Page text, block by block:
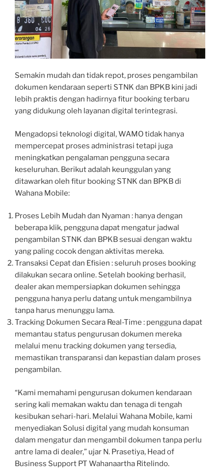
Semakin mudah dan tidak repot, proses pengambilan
dokumen kendaraan seperti STNK dan BPKB kini jadi
lebih praktis dengan hadirnya fitur booking terbaru
yang didukung oleh layanan digital terintegrasi.
Mengadopsi teknologi digital, WAMO tidak hanya
mempercepat proses administrasi tetapi juga
meningkatkan pengalaman pengguna secara
keseluruhan. Berikut adalah keunggulan yang
ditawarkan oleh fitur booking STNK dan BPKB di
Wahana Mobile:
Proses Lebih Mudah dan Nyaman : hanya dengan
beberapa klik, pengguna dapat mengatur jadwal
pengambilan STNK dan BPKB sesuai dengan waktu
yang paling cocok dengan aktivitas mereka.
Transaksi Cepat dan Efisien : seluruh proses booking
dilakukan secara online. Setelah booking berhasil,
dealer akan mempersiapkan dokumen sehingga
pengguna hanya perlu datang untuk mengambilnya
tanpa harus menunggu lama.
Tracking Dokumen Secara Real-Time : pengguna dapat
memantau status pengurusan dokumen mereka
melalui menu tracking dokumen yang tersedia,
memastikan transparansi dan kepastian dalam proses
pengambilan.
“Kami memahami pengurusan dokumen kendaraan
sering kali memakan waktu dan tenaga di tengah
kesibukan sehari-hari. Melalui Wahana Mobile, kami
menyediakan Solusi digital yang mudah konsuman
dalam mengatur dan mengambil dokumen tanpa perlu
antre lama di dealer,” ujar N. Prasetiya, Head of
Business Support PT Wahanaartha Ritelindo.